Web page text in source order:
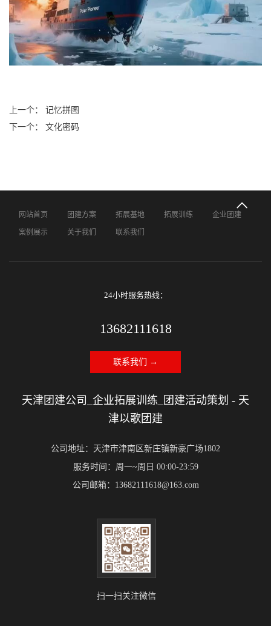
上一个： 记忆拼图
下一个： 文化密码
网站首页 团建方案 拓展基地 拓展训练 企业团建
案例展示 关于我们 联系我们
24小时服务热线：
13682111618
联系我们 →
天津团建公司_企业拓展训练_团建活动策划 - 天
津以歌团建
公司地址：天津市津南区新庄镇新豪广场1802
服务时间：周一~周日 00:00-23:59
公司邮箱：13682111618@163.com
扫一扫关注微信